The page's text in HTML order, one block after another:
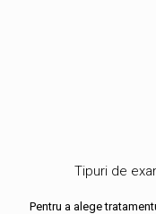
Tipuri de
Pentru a alege